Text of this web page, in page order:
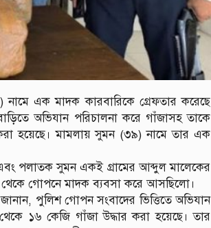
নামে এক মাদক কারবারিকে গ্রেফতার করেছে
অভিযান পরিচালনা করে গাঁজাসহ তাকে
হয়েছে। মামলায় সুমন (৩৯) নামে তার এক
এবং পলাতক সুমন একই গ্রামের আব্দুল মালেকের
থেকে গোপনে মাদক ব্যবসা করে আসছিলো।
জানান, পুলিশ গোপন সংবাদের ভিত্তিতে অভিযান
১৬ কেজি গাঁজা উদ্ধার করা হয়েছে। তার